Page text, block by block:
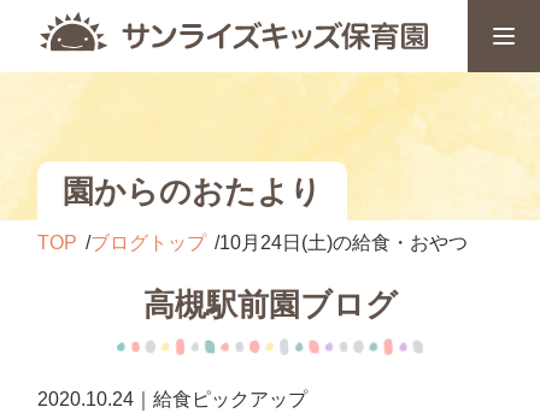
園からのおたより
TOP ブログトップ 10月24日(土)の給食・おやつ
高槻駅前園ブログ
2020.10.24｜給食ピックアップ